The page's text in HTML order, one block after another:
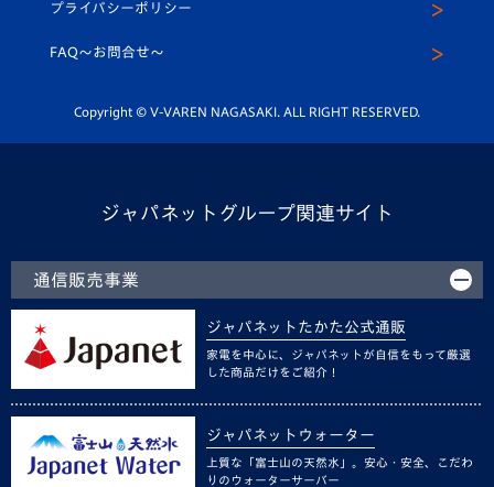
平和祈念活動
ホームタウン活動
スクール
公式LINE＠
プライバシーポリシー
FAQ〜お問合せ〜
Copyright © V-VAREN NAGASAKI. ALL RIGHT RESERVED.
ジャパネットグループ関連サイト
通信販売事業
ジャパネットたかた公式通販
家電を中心に、ジャパネットが自信をもって厳選
した商品だけをご紹介！
ジャパネットウォーター
上質な「富士山の天然水」。安心・安全、こだわ
りのウォーターサーバー